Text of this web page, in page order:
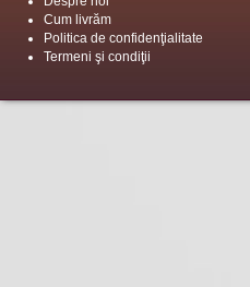
Cum livrăm
Politica de confidenţialitate
Termeni şi condiţii